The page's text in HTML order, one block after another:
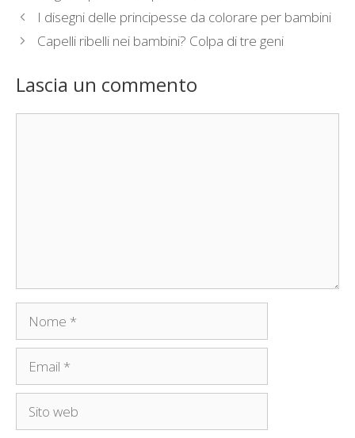
I disegni delle principesse da colorare per bambini
Capelli ribelli nei bambini? Colpa di tre geni
Lascia un commento
Nome
Email
Sito